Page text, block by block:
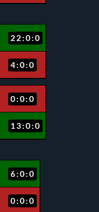
22:0:0
4:0:0
0:0:0
13:0:0
6:0:0
0:0:0